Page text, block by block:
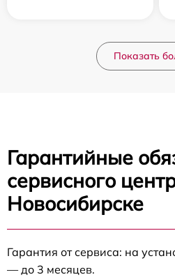
Показать
Гарантийные
сервисного
Новосибирске
Гарантия от сервиса: на
— до 3 месяцев.